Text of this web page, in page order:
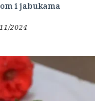
i jabukama
2024